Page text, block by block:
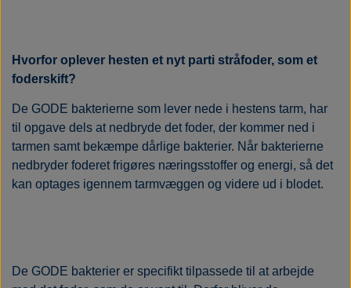
Hvorfor oplever hesten et nyt parti stråfoder, som et
foderskift?
De GODE bakterierne som lever nede i hestens tarm, har
til opgave dels at nedbryde det foder, der kommer ned i
tarmen samt bekæmpe dårlige bakterier. Når bakterierne
nedbryder foderet frigøres næringsstoffer og energi, så det
kan optages igennem tarmvæggen og videre ud i blodet.
De GODE bakterier er specifikt tilpassede til at arbejde